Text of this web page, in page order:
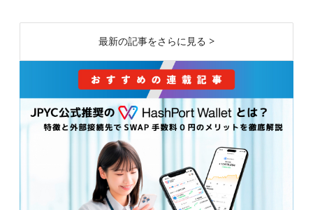
最新の記事をさらに見る >